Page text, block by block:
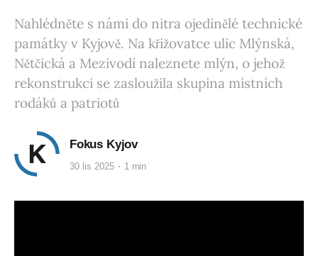
Nahlédněte s námi do nitra ojedinělé technické
památky v Kyjově. Na křižovatce ulic Mlýnská,
Nětčická a Mezivodí naleznete mlýn, o jehož
rekonstrukci se zasloužila skupina místních
rodáků a patriotů
Fokus Kyjov
30 lis 2025 1 min